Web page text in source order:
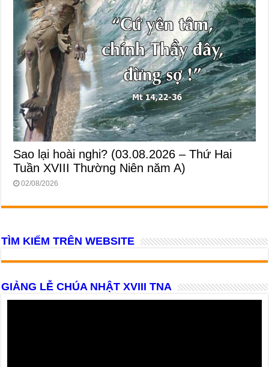
Sao lại hoài nghi? (03.08.2026 – Thứ Hai
Tuần XVIII Thường Niên năm A)
02/08/2026
TÌM KIẾM TRÊN WEBSITE
GIẢNG LỄ CHÚA NHẬT XVIII TNA